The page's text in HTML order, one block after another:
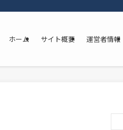
ホーム サイト概要 運営者情報